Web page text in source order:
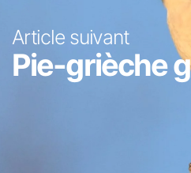
Article suivant
Pie-grièche